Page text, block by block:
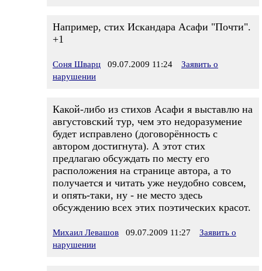
Например, стих Искандара Асафи "Почти".
+1
Соня Шварц 09.07.2009 11:24
Заявить о
нарушении
Какой-либо из стихов Асафи я выставлю на
августовский тур, чем это недоразумение
будет исправлено (договорённость с
автором достигнута). А этот стих
предлагаю обсуждать по месту его
расположения на странице автора, а то
получается и читать уже неудобно совсем,
и опять-таки, ну - не место здесь
обсуждению всех этих поэтических красот.
Михаил Левашов 09.07.2009 11:27
Заявить о
нарушении